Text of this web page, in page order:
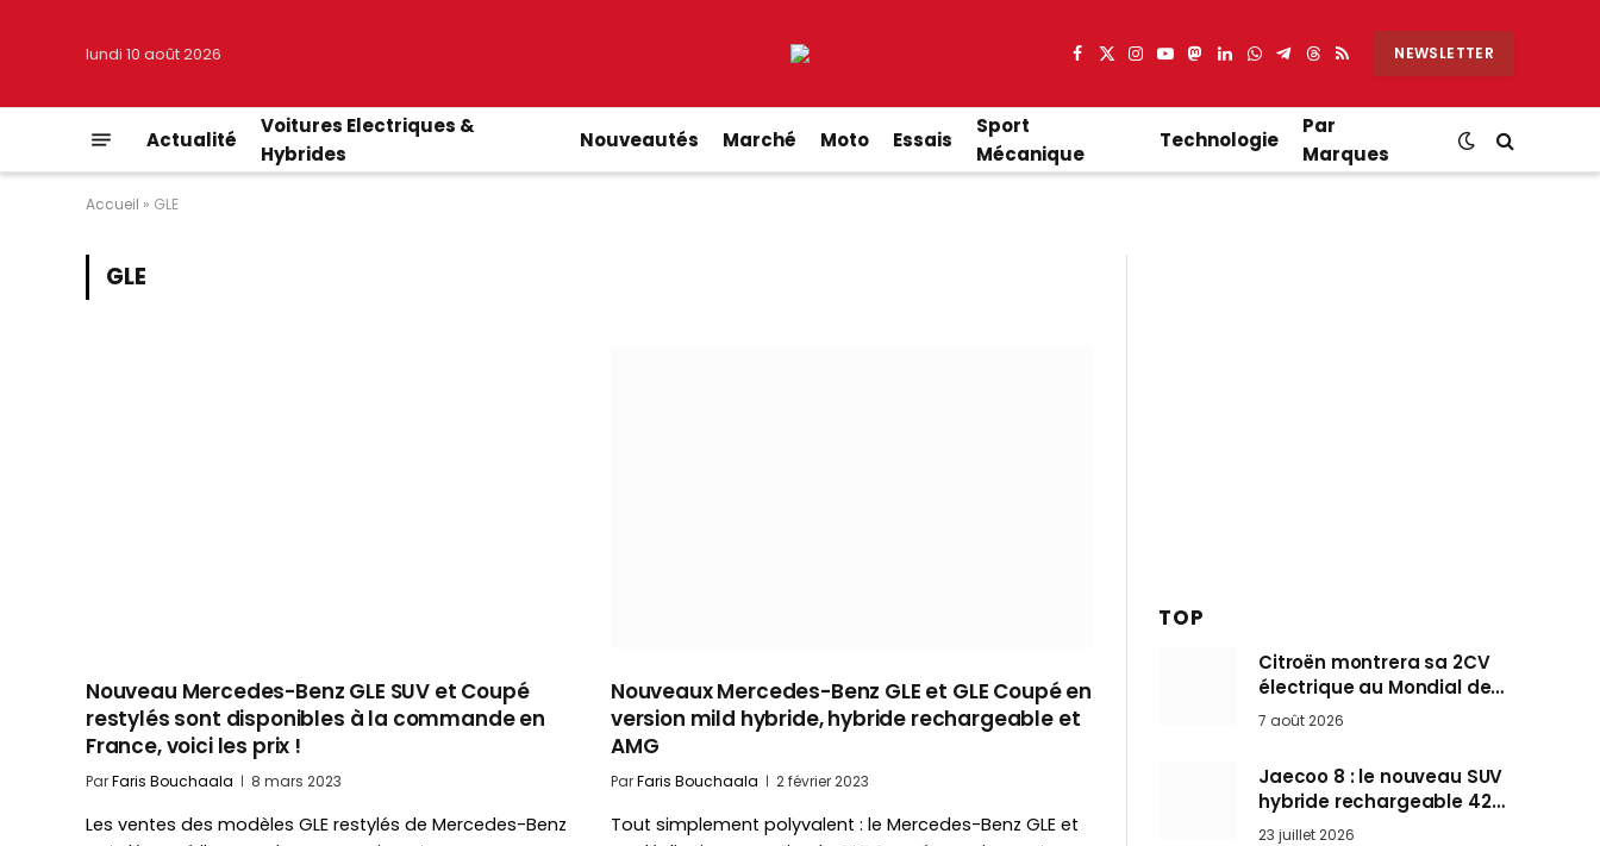
lundi 10 août 2026 Facebook
X
Instagram
YouTube
Mastodon
LinkedIn
WhatsApp
Partager
Telegram
Threads
RSS NEWSLETTER
Actualité
Voitures Electriques &
Hybrides
Nouveautés Marché Moto Essais
Sport
Mécanique
Technologie
Par
Marques
Accueil » GLE
GLE
Nouveau Mercedes-Benz GLE SUV et Coupé
restylés sont disponibles à la commande en
France, voici les prix !
ParFaris Bouchaala 8 mars 2023
Les ventes des modèles GLE restylés de Mercedes-Benz
Nouveaux Mercedes-Benz GLE et GLE Coupé en
version mild hybride, hybride rechargeable et
AMG
ParFaris Bouchaala 2 février 2023
Tout simplement polyvalent : le Mercedes-Benz GLE et
TOP
Citroën montrera sa 2CV
électrique au Mondial de
Paris pendant que BMW et
7 août 2026
Jaecoo 8 : le nouveau SUV
hybride rechargeable 428
ch qui vise l’Audi Q7 arrive
23 juillet 2026